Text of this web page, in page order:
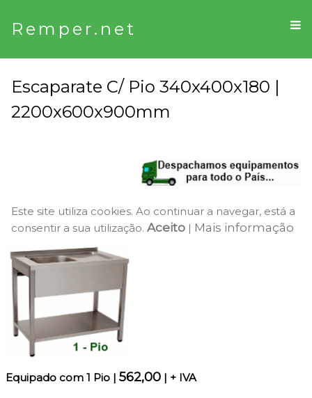
Remper.net
Escaparate C/ Pio 340x400x180 |
2200x600x900mm
Este site utiliza cookies. Ao continuar a navegar, está a
consentir a sua utilização. Aceito | Mais informação
Equipado com 1 Pio | 562,00 | + IVA